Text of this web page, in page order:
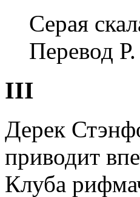
Серая
Перевод
III
Дерек
приводит
Клуба